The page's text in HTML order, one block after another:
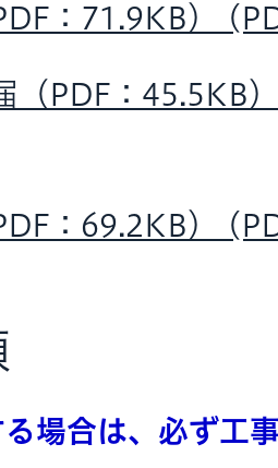
：71.9KB）
（PDF：45.5KB
：69.2KB）
場合は、必ず工